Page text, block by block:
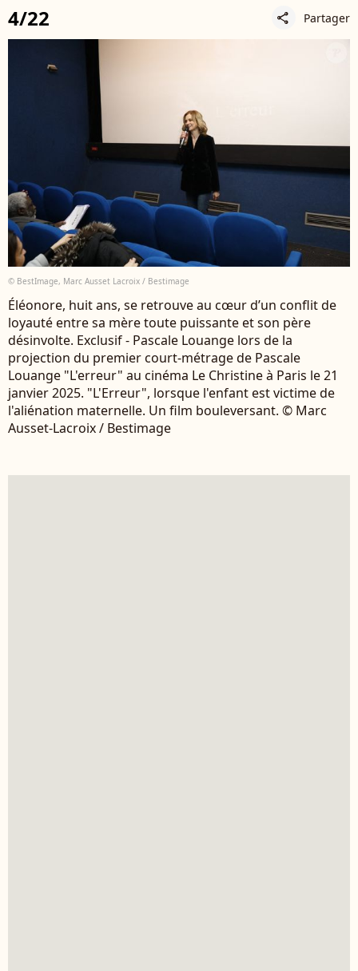
4/22 share Partager
© BestImage, Marc Ausset Lacroix / Bestimage
Éléonore, huit ans, se retrouve au cœur d’un conflit de
loyauté entre sa mère toute puissante et son père
désinvolte. Exclusif - Pascale Louange lors de la
projection du premier court-métrage de Pascale
Louange "L'erreur" au cinéma Le Christine à Paris le 21
janvier 2025. "L'Erreur", lorsque l'enfant est victime de
l'aliénation maternelle. Un film bouleversant. © Marc
Ausset-Lacroix / Bestimage